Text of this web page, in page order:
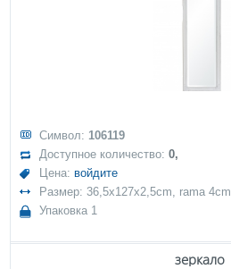
Символ: 106119
Доступное количество:0,
Цена: войдите
Размер: 36,5x127x2,5cm, rama 4cm
Упаковка 1
зеркало